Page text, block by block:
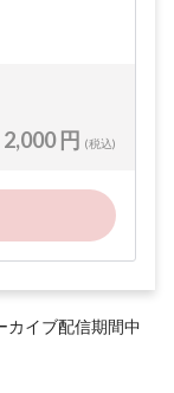
2,000 円 (税込)
イブ配信期間中